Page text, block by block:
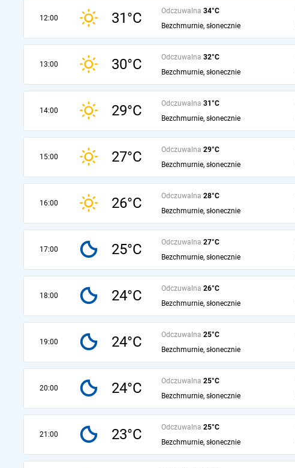
12:00 31°C Odczuwalna 34°C
Bezchmurnie, słonecznie
13:00 30°C Odczuwalna 32°C
Bezchmurnie, słonecznie
14:00 29°C Odczuwalna 31°C
Bezchmurnie, słonecznie
15:00 27°C Odczuwalna 29°C
Bezchmurnie, słonecznie
16:00 26°C Odczuwalna 28°C
Bezchmurnie, słonecznie
17:00 25°C Odczuwalna 27°C
Bezchmurnie, słonecznie
18:00 24°C Odczuwalna 26°C
Bezchmurnie, słonecznie
19:00 24°C Odczuwalna 25°C
Bezchmurnie, słonecznie
20:00 24°C Odczuwalna 25°C
Bezchmurnie, słonecznie
21:00 23°C Odczuwalna 25°C
Bezchmurnie, słonecznie